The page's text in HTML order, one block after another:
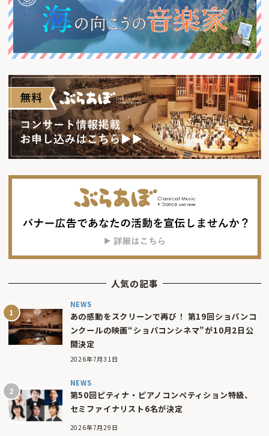
人気の記事
NEWS
あの感動をスクリーンで再び！ 第19回ショパンコ
ンクールの映画“ショパコンシネマ”が10月2日公
開決定
2026年7月31日
NEWS
第50回ピティナ・ピアノコンペティション特級、
セミファイナリスト6名が決定
2026年7月29日